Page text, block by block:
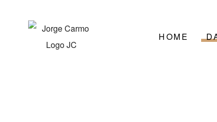
HOME